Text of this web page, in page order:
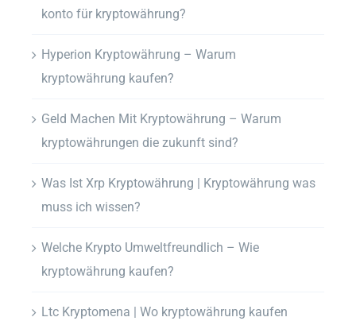
konto für kryptowährung?
Hyperion Kryptowährung – Warum
kryptowährung kaufen?
Geld Machen Mit Kryptowährung – Warum
kryptowährungen die zukunft sind?
Was Ist Xrp Kryptowährung | Kryptowährung was
muss ich wissen?
Welche Krypto Umweltfreundlich – Wie
kryptowährung kaufen?
Ltc Kryptomena | Wo kryptowährung kaufen